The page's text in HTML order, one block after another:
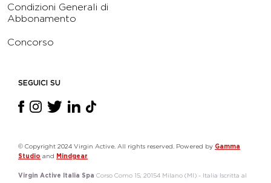
Condizioni Generali di
Abbonamento
Concorso
SEGUICI SU
© Copyright 2024 Virgin Active. All rights reserved. Powered by Gamma
Studio and Mindgear
Virgin Active Italia Spa Corso Como 15, 20154 Milano (MI) - Italia Iscritta al